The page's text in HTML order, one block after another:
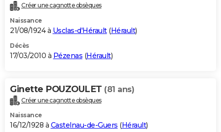
Créer une cagnotte obsèques
Naissance
21/08/1924 à Usclas-d'Hérault(Hérault)
Décès
17/03/2010 à Pézenas (Hérault)
Ginette POUZOULET (81 ans)
Créer une cagnotte obsèques
Naissance
16/12/1928 à Castelnau-de-Guers (Hérault)